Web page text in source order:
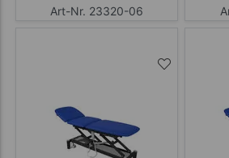
Art-Nr. 23320-06